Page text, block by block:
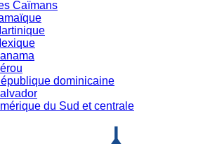
Caïmans
dominicaine
du Sud et centrale